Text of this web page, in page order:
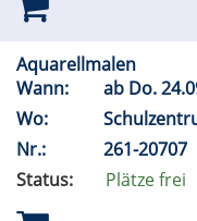
Aquarellmalen
Wann:
ab Do.
Wo:
Nr.:
261-20707
Status:
Plätze frei